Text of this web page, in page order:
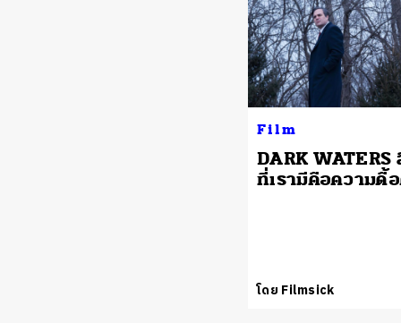
Film
DARK WATERS
ที่เรามีคือความดื้
โดย Filmsick